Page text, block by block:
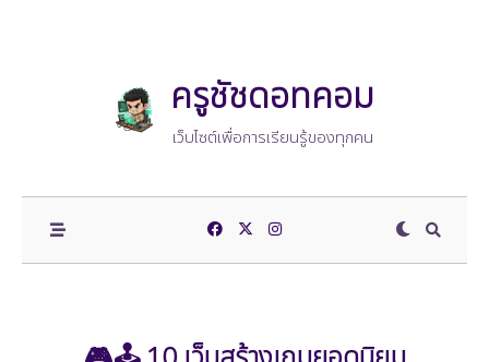
ครูชัชดอทคอม
เว็บไซต์เพื่อการเรียนรู้ของทุกคน